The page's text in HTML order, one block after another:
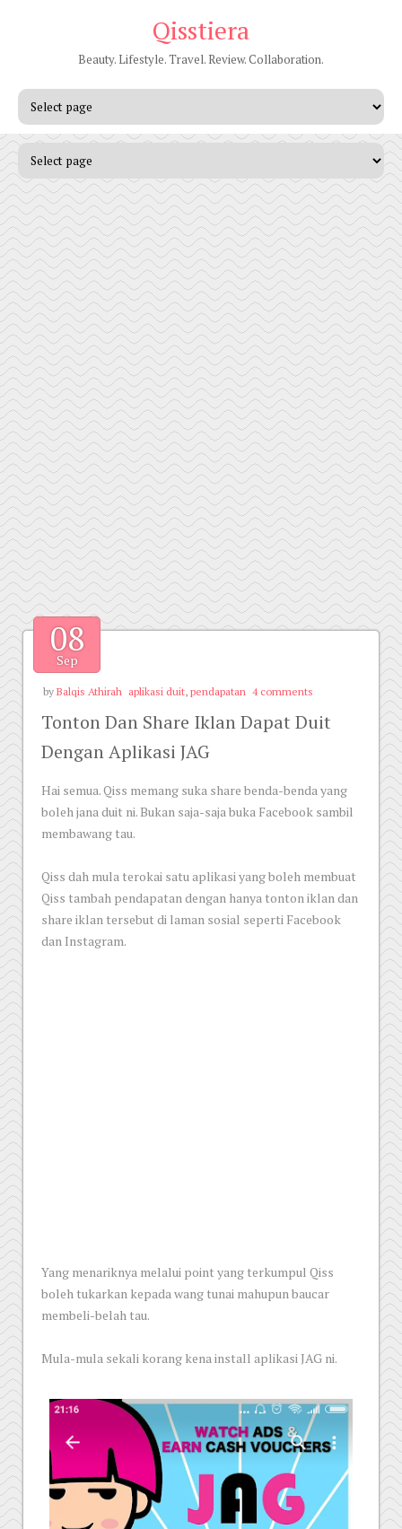
Qisstiera
Beauty. Lifestyle. Travel. Review. Collaboration.
08
Sep
by Balqis Athirah aplikasi duit, pendapatan 4 comments
Tonton Dan Share Iklan Dapat Duit
Dengan Aplikasi JAG
Hai semua. Qiss memang suka share benda-benda yang
boleh jana duit ni. Bukan saja-saja buka Facebook sambil
membawang tau.
Qiss dah mula terokai satu aplikasi yang boleh membuat
Qiss tambah pendapatan dengan hanya tonton iklan dan
share iklan tersebut di laman sosial seperti Facebook
dan Instagram.
Yang menariknya melalui point yang terkumpul Qiss
boleh tukarkan kepada wang tunai mahupun baucar
membeli-belah tau.
Mula-mula sekali korang kena install aplikasi JAG ni.